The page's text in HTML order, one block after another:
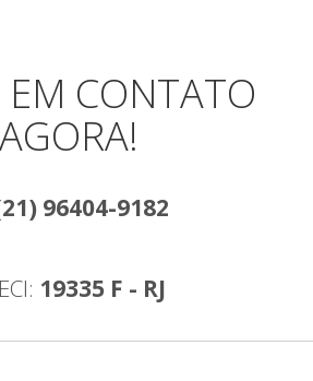
EM CONTATO
AGORA!
96404-9182
19335 F - RJ